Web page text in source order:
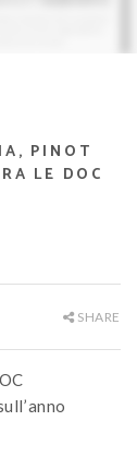
PINOT
LE DOC
SHARE